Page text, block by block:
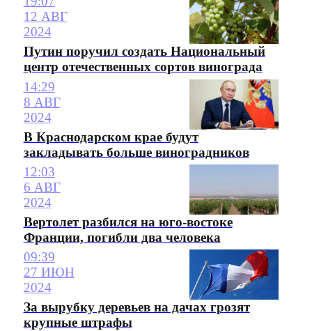
12 АВГ
2024
Путин поручил создать Национальный
центр отечественных сортов винограда
14:29
8 АВГ
2024
В Краснодарском крае будут
закладывать больше виноградников
12:03
6 АВГ
2024
Вертолет разбился на юго-востоке
Франции, погибли два человека
09:39
27 ИЮН
2024
За вырубку деревьев на дачах грозят
крупные штрафы